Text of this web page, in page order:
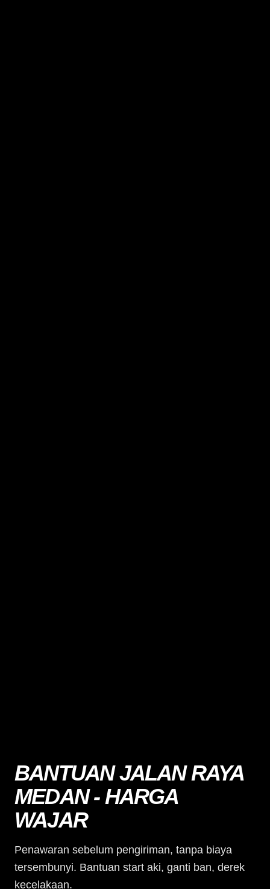
BANTUAN JALAN RAYA
MEDAN - HARGA
WAJAR
Penawaran sebelum pengiriman, tanpa biaya
tersembunyi. Bantuan start aki, ganti ban, derek
kecelakaan.